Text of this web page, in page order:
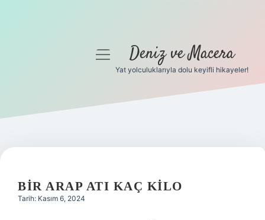
Gizlilik Politikası
Yasal Uyarı
menüyüDeniz ve Macera
Yat yolculuklarıyla dolu keyifli hikayeler!
BIR ARAP ATI KAÇ KILO
Tarih: Kasım 6, 2024